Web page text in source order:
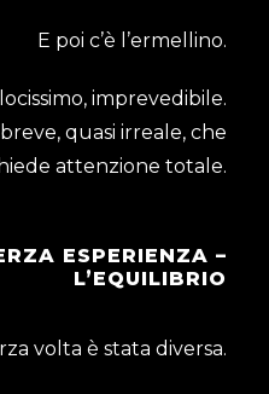
E poi c’è l’ermellino.
imprevedibile.
quasi irreale, che
attenzione totale.
ESPERIENZA –
L’EQUILIBRIO
volta è stata diversa.